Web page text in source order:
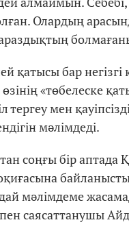
Олардың
қатысы бар негізгі
«төбелеске
тергеу мен
мәлімдеді.
соңғы бір аптада
мәлімдеме
саясаттанушы